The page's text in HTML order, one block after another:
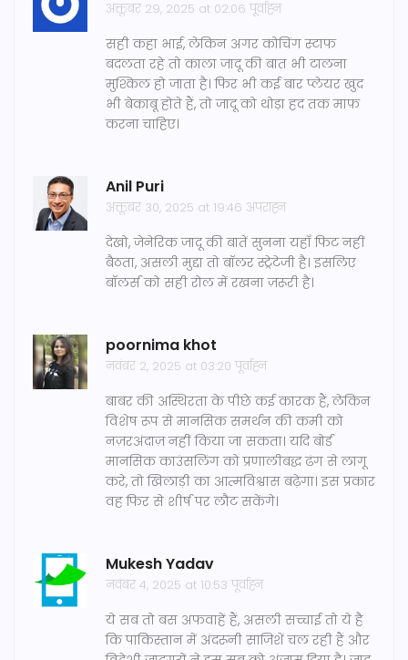
अक्तूबर 29, 2025 at 02:06 पूर्वाह्न
सही कहा भाई, लेकिन अगर कोचिंग स्टाफ
बदलता रहे तो काला जादू की बात भी टालना
मुश्किल हो जाता है। फिर भी कई बार प्लेयर खुद
भी बेकाबू होते हैं, तो जादू को थोड़ा हद तक माफ़
करना चाहिए।
Anil Puri
अक्तूबर 30, 2025 at 19:46 अपराह्न
देखो, जेनेरिक जादू की बातें सुनना यहाँ फिट नहीं
बैठता, असली मुद्दा तो बॉलर स्ट्रेटेजी है। इसलिए
बॉलर्स को सही रोल में रखना ज़रूरी है।
poornima khot
नवंबर 2, 2025 at 03:20 पूर्वाह्न
बाबर की अस्थिरता के पीछे कई कारक हैं, लेकिन
विशेष रूप से मानसिक समर्थन की कमी को
नज़रअंदाज़ नहीं किया जा सकता। यदि बोर्ड
मानसिक काउंसलिंग को प्रणालीबद्ध ढंग से लागू
करे, तो खिलाड़ी का आत्मविश्वास बढ़ेगा। इस प्रकार
वह फिर से शीर्ष पर लौट सकेंगे।
Mukesh Yadav
नवंबर 4, 2025 at 10:53 पूर्वाह्न
ये सब तो बस अफवाहें हैं, असली सच्चाई तो ये है
कि पाकिस्तान में अंदरूनी साजिशें चल रही हैं और